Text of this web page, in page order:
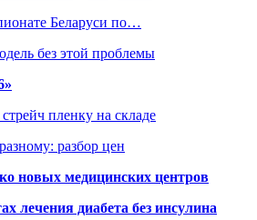
Беларуси по…
без этой проблемы
пленку на складе
разбор цен
новых медицинских центров
лечения диабета без инсулина